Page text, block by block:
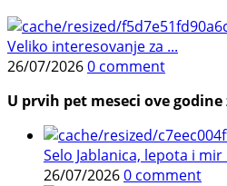
Veliko interesovanje za ...
26/07/20260 comment
U prvih pet meseci ove
Selo Jablanica, lepota i mir
26/07/20260 comment